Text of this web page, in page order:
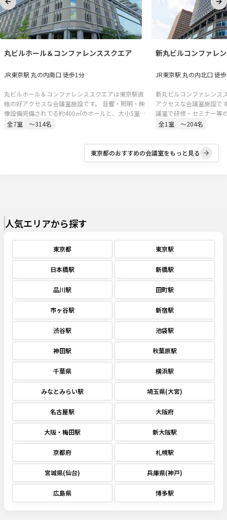
丸ビルホール＆コンファレンススクエア
JR東京駅 丸の内南口 徒歩1分
丸ビルホール＆コンファレンススクエアは東京駅直
結の好アクセスな会議室施設です。 音響・照明・映
像設備完備されてる約400㎡のホールと、大小5室の
会議室。セミナー、講演会、シンポジウム、株主総
ど、多様な用途にご対応可能です。
全7室 〜314名
新丸ビルコンファレ
JR東京駅 丸の内北口 徒
新丸ビルコンファレンス
アクセスな会議室施設で
議室で研修・セミナー等
です。
全1 室 〜204名
Previous slide
東京都のおすすめの会議室をもっと見る
人気エリアから探す
東京都 東京駅
日本橋駅 新橋駅
品川駅 田町駅
市ヶ谷駅 新宿駅
渋谷駅 池袋駅
神田駅 秋葉原駅
千葉県 横浜駅
みなとみらい駅 埼玉県(大宮)
名古屋駅 大阪府
大阪・梅田駅 新大阪駅
京都府 札幌駅
宮城県(仙台) 兵庫県(神戸)
広島県 博多駅